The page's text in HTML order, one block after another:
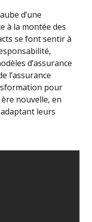
d’une
à la montée des
se font sentir à
d’assurance
l’assurance
pour
nouvelle, en
leurs